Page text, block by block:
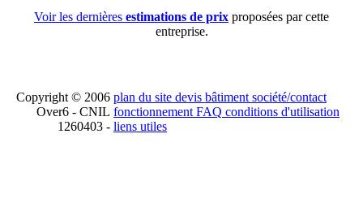
Voir les dernières estimations de prix proposées par cette
entreprise.
Copyright © 2006
Over6 - CNIL
1260403 -
plan du site devis bâtiment société/contact
fonctionnement FAQ conditions d'utilisation
liens utiles